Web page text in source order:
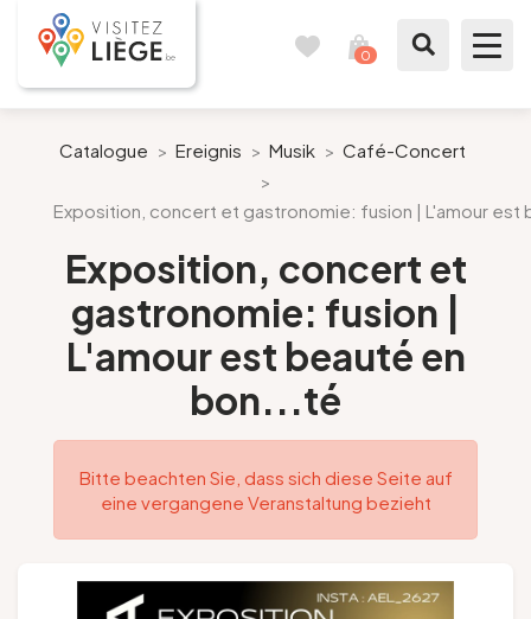
0
Wie ein Bürger von Lüttich
Meinen Aufenthalt vorbereiten
Unsere Vorschläge
Agenda
Gruppen und Reiseveranstalter
Catalogue > Ereignis > Musik > Café-Concert
>
Exposition, concert et gastronomie: fusion | L'amour
Exposition, concert et
gastronomie: fusion |
L'amour est beauté en
bon...té
Bitte beachten Sie, dass sich diese Seite auf
eine vergangene Veranstaltung bezieht